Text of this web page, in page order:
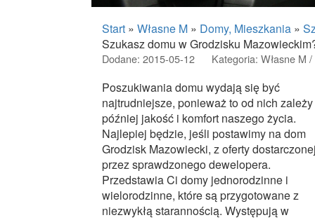
Start » Własne M » Domy, Mieszkania »
Szukasz domu w Grodzisku
Dodane: 2015-05-12 Kategoria: Własne M
Poszukiwania domu wydają się być
najtrudniejsze, ponieważ to od nich zależy
później jakość i komfort naszego życia.
Najlepiej będzie, jeśli postawimy na dom
Grodzisk Mazowiecki, z oferty
przez sprawdzonego dewelopera.
Przedstawia Ci domy jednorodzinne i
wielorodzinne, które są przygotowane z
niezwykłą starannością. Występują w